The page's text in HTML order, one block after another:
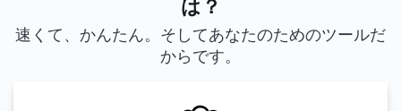
は？
速くて、かんたん。そしてあなたのためのツールだ
からです。